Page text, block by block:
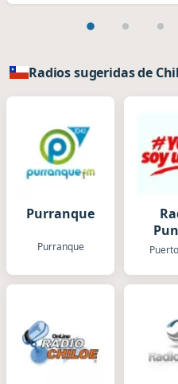
Radios sugeridas de
Purranque
Purranque